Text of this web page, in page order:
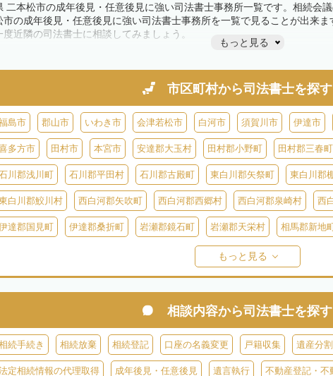
二本松市の成年後見・任意後見に強い司法書士事務所一覧です。相続会
市の成年後見・任意後見に強い司法書士事務所を一覧で見ることが出来
度近隣の司法書士に相談してみましょう。
もっと見る
市区町村から司法書士を探す
島市 郡山市 いわき市 会津若松市 白河市 須賀川市 伊達市
多方市 田村市 本宮市 安達郡大玉村 田村郡小野町 田村郡三春町
川郡浅川町 石川郡平田村 石川郡古殿町 東白川郡矢祭町 東白川郡
白川郡鮫川村 西白河郡矢吹町 西白河郡西郷村 西白河郡泉崎村 西
達郡国見町 伊達郡桑折町 岩瀬郡鏡石町 岩瀬郡天栄村 相馬郡新地
双葉郡浪江町
麻郡猪苗代町 耶麻郡磐梯町 耶麻郡西会津町 耶麻郡北塩原村 河沼
大沼郡金山町 大沼郡三島町 大沼郡
会津郡下郷町 南会津郡只見町 南会津郡檜枝岐村
もっと見る
相談内容から司法書士を探す
続手続き 相続放棄 相続登記 口座の名義変更 戸籍収集 遺産分
定相続情報の代理取得 成年後見・任意後見 遺言執行 不動産登記・不